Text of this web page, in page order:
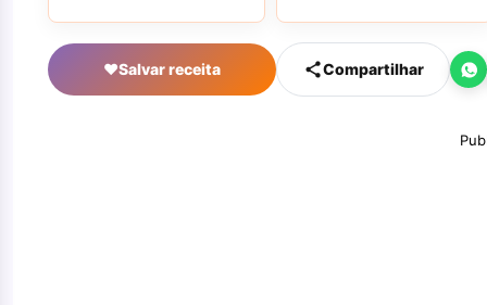
♥Salvar receita Compartilhar